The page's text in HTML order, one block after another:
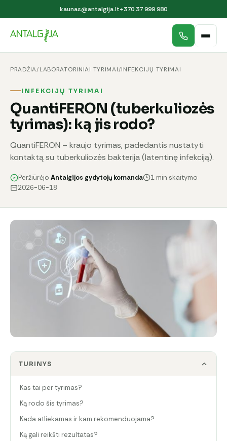
kaunas@antalgija.lt+370 37 999 980
PRADŽIA/LABORATORINIAI TYRIMAI/INFEKCIJŲ TYRIMAI
INFEKCIJŲ TYRIMAI
QuantiFERON (tuberkuliozės
tyrimas): ką jis rodo?
QuantiFERON – kraujo tyrimas, padedantis nustatyti
kontaktą su tuberkuliozės bakterija (latentinę infekciją).
Peržiūrėjo Antalgijos gydytojų komanda
1 min skaitymo
2026-06-18
TURINYS
Kas tai per tyrimas?
Ką rodo šis tyrimas?
Kada atliekamas ir kam rekomenduojama?
Ką gali reikšti rezultatas?